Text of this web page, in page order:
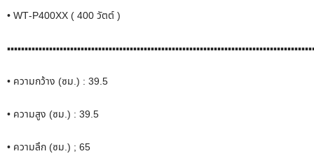
• WT-P400XX ( 400 วัตต์ )
• ความกว้าง (ซม.) : 39.5
• ความสูง (ซม.) : 39.5
• ความลึก (ซม.) ; 65